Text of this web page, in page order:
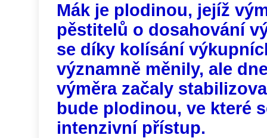
Mák je plodinou, jejíž
pěstitelů o dosahování
se díky kolísání
významně měnily, ale
výměra začaly
bude plodinou, ve které
intenzivní přístup.